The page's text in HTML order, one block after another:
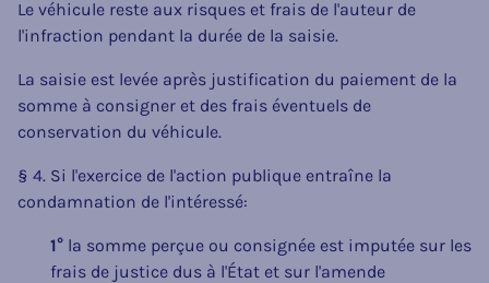
Le véhicule reste aux risques et frais de l'auteur de
l'infraction pendant la durée de la saisie.
La saisie est levée après justification du paiement de la
somme à consigner et des frais éventuels de
conservation du véhicule.
§ 4. Si l'exercice de l'action publique entraîne la
condamnation de l'intéressé:
1° la somme perçue ou consignée est imputée sur les
frais de justice dus à l'État et sur l'amende